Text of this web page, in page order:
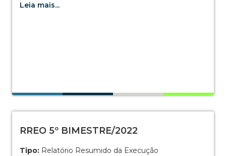
Leia mais...
RREO 5º BIMESTRE/2022
Tipo: Relatório Resumido da Execução